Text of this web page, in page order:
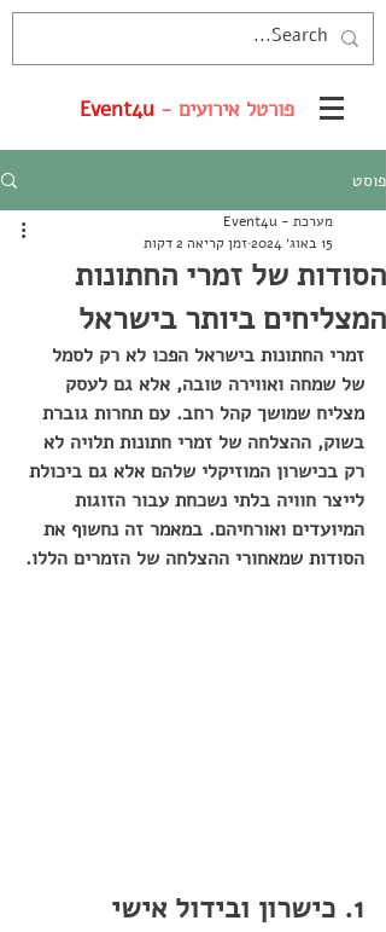
פורטל אירועים - Event4u
פוסט
הסודות של זמרי החתונות
המצליחים ביותר בישראל
מערכת - Event4u
15 באוג׳ 2024
זמן קריאה 2 דקות
זמרי החתונות בישראל הפכו לא רק לסמל
של שמחה ואווירה טובה, אלא גם לעסק
מצליח שמושך קהל רחב. עם תחרות גוברת
בשוק, ההצלחה של זמרי חתונות תלויה לא
רק בכישרון המוזיקלי שלהם אלא גם ביכולת
לייצר חוויה בלתי נשכחת עבור הזוגות
המיועדים ואורחיהם. במאמר זה נחשוף את
הסודות שמאחורי ההצלחה של הזמרים הללו.
1. כישרון ובידול אישי